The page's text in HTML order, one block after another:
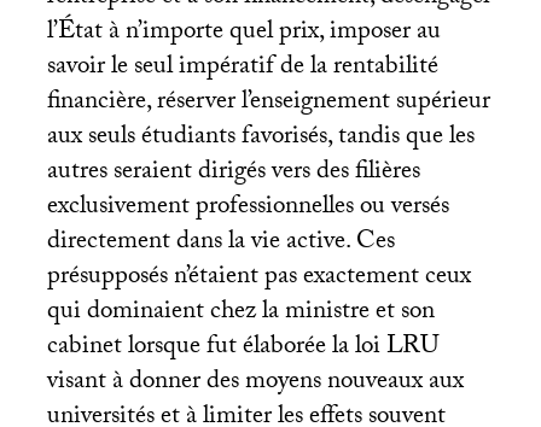
l’État à n’importe quel prix, imposer au
savoir le seul impératif de la rentabilité
financière, réserver l’enseignement supérieur
aux seuls étudiants favorisés, tandis que les
autres seraient dirigés vers des filières
exclusivement professionnelles ou versés
directement dans la vie active. Ces
présupposés n’étaient pas exactement ceux
qui dominaient chez la ministre et son
cabinet lorsque fut élaborée la loiLRU
visant à donner des moyens nouveaux aux